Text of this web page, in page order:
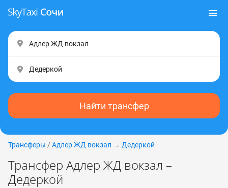
Найти трансфер
Трансферы / Адлер ЖД вокзал → Дедеркой
Трансфер Адлер ЖД вокзал –
Дедеркой